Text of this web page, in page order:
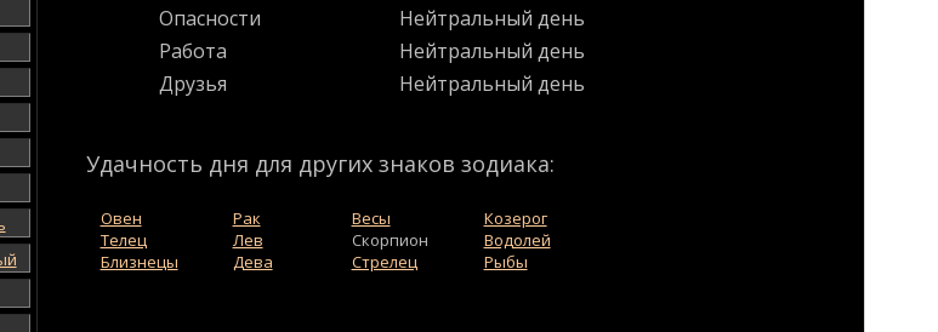
Опасности
Нейтральный день
Работа
Нейтральный день
Друзья
Нейтральный день
Удачность дня для других знаков зодиака:
Овен
Телец
Близнецы
Рак
Лев
Дева
Весы
Скорпион
Стрелец
Козерог
Водолей
Рыбы